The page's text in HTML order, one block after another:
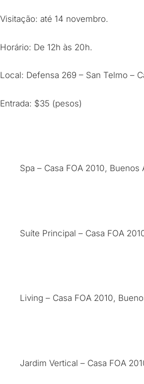
Visitação: até 14 novembro.
Horário: De 12h às 20h.
Local: Defensa 269 – San Telmo –
Entrada: $35 (pesos)
Spa – Casa FOA 2010, Buenos
Suíte Principal – Casa FOA
Living – Casa FOA 2010,
Jardim Vertical – Casa FOA